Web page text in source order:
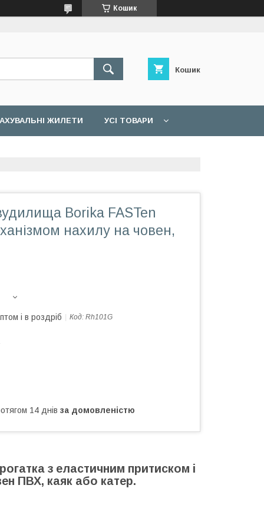
Кошик
Кошик
ЖИЛЕТИ УСІ ТОВАРИ
Borika FASTen
нахилу на човен,
і в роздріб Код: Rh101G
14 днів за домовленістю
з еластичним притиском і
ПВХ, каяк або катер.